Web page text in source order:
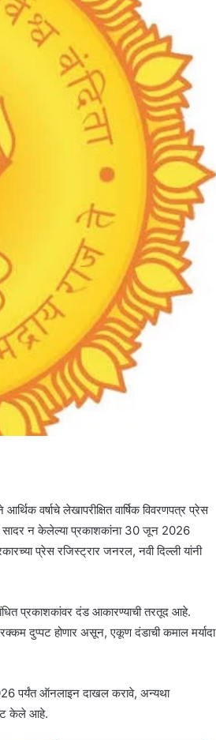
वर्षाचे लेखापरीक्षित वार्षिक विवरणपत्र प्रेस
सादर न केलेल्या प्रकाशकांना 30 जून 2026
प्रेस रजिस्ट्रार जनरल, नवी दिल्ली यांनी
प्रकाशकांवर दंड आकारण्याची तरतूद आहे.
दुप्पट होणार असून, एकूण दंडाची कमाल मर्यादा
पर्यंत ऑनलाइन दाखल करावे, अन्यथा
केले आहे.